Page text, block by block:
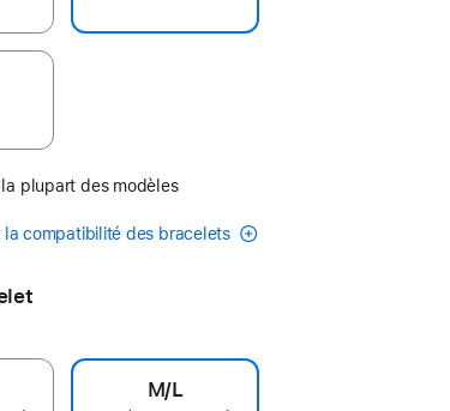
plupart des modèles
la compatibilité des bracelets
M/L